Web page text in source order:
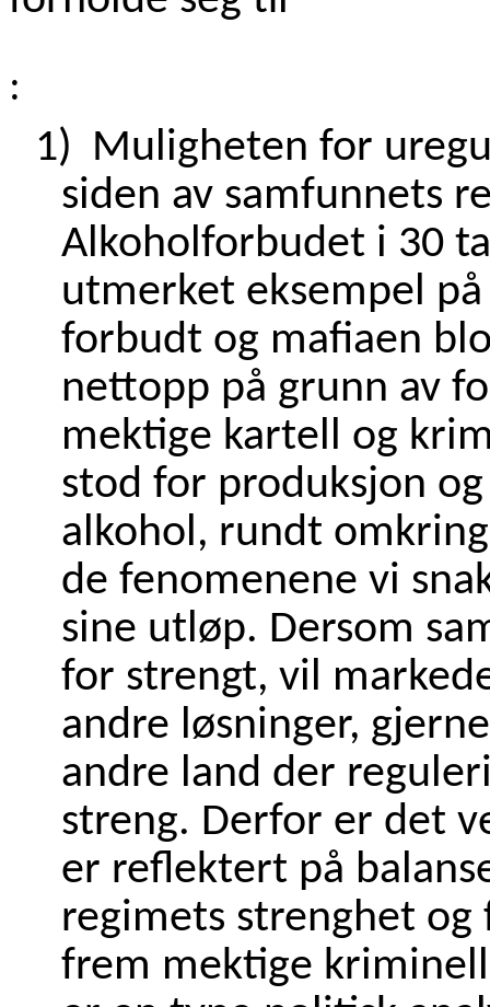
:
1) Muligheten for
siden av samfunnets
Alkoholforbudet i 30
utmerket eksempel
forbudt og mafiaen
nettopp på grunn av
mektige kartell og
stod for produksjon
alkohol, rundt
de fenomenene vi
sine utløp. Dersom
for strengt, vil
andre løsninger,
andre land der
streng. Derfor er det
er reflektert på
regimets strenghet
frem mektige